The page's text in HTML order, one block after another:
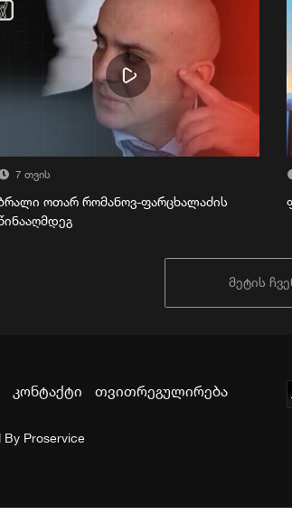
7 თვის
ოთარ რომანოვ-ფარცხალაძის
მეტის
კონტაქტი თვითრეგულირება
By Proservice